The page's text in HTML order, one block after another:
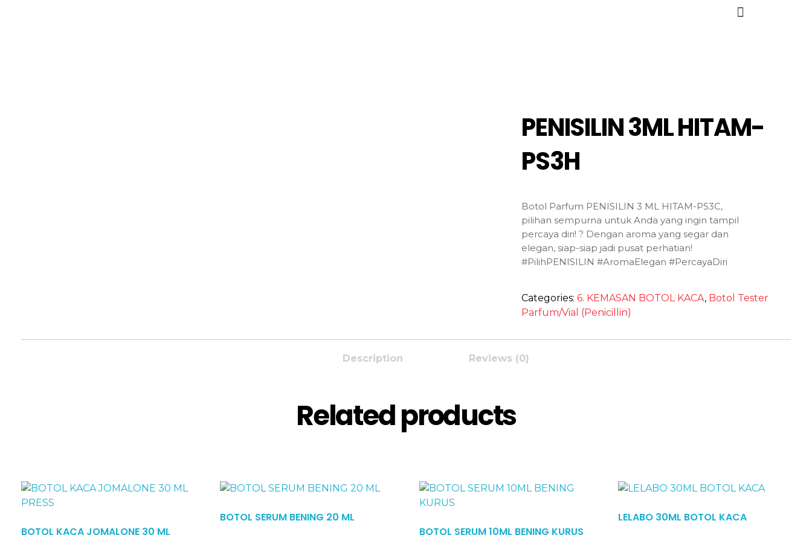
PENISILIN 3ML HITAM-
PS3H
Botol Parfum PENISILIN 3 ML HITAM-PS3C,
pilihan sempurna untuk Anda yang ingin tampil
percaya diri! ? Dengan aroma yang segar dan
elegan, siap-siap jadi pusat perhatian!
#PilihPENISILIN #AromaElegan #PercayaDiri
Categories:6. KEMASAN BOTOL KACA, Botol Tester
Parfum/Vial (Penicillin)
Description Reviews (0)
Related products
BOTOL KACA JOMALONE 30 ML
BOTOL SERUM BENING 20 ML
BOTOL SERUM 10ML BENING KURUS
Read More LELABO 30ML BOTOL KACA